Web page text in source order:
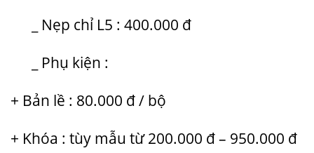
_ Nẹp chỉ L5 : 400.000 đ
_ Phụ kiện :
+ Bản lề : 80.000 đ / bộ
+ Khóa : tùy mẫu từ 200.000 đ – 950.000 đ